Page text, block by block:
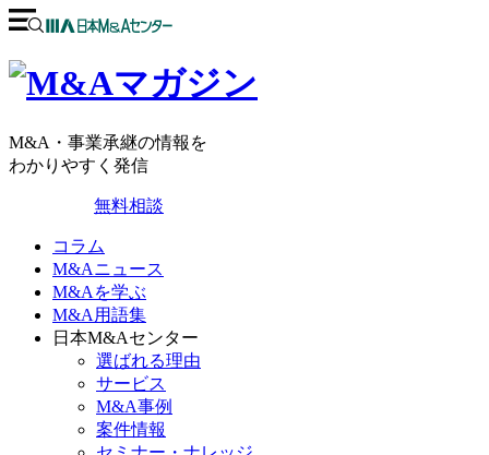
M&A・事業承継の情報を
わかりやすく発信
無料相談
コラム
M&Aニュース
M&Aを学ぶ
M&A用語集
日本M&Aセンター
選ばれる理由
サービス
M&A事例
案件情報